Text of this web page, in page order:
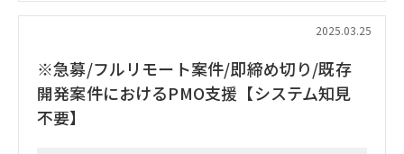
・2月からのバックエンド開発フェーズにお力をお貸しくださ
【契約期間】4月即日～６月または７月
【勤務場所】神保町（リモートと出社はハイブリッド）
2025.03.25
※急募/フルリモート案件/即締め切り/既存
開発案件におけるPMO支援【システム知見
不要】